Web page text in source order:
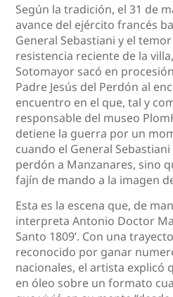
Según la tradición, el 31 de
avance del ejército francés
General Sebastiani y el
resistencia reciente de la
Sotomayor sacó en
Padre Jesús del Perdón al
encuentro en el que, tal y
responsable del museo
detiene la guerra por un
cuando el General
perdón a Manzanares, sino
fajín de mando a la imagen
Esta es la escena que, de
interpreta Antonio Doctor
Santo 1809’. Con una
reconocido por ganar
nacionales, el artista explicó
en óleo sobre un formato